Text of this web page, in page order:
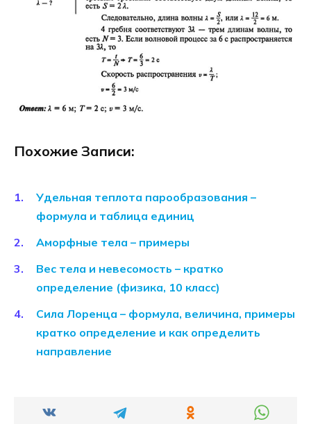
Похожие Записи:
Удельная теплота парообразования –
формула и таблица единиц
Аморфные тела – примеры
Вес тела и невесомость – кратко
определение (физика, 10 класс)
Сила Лоренца – формула, величина, примеры
кратко определение и как определить
направление